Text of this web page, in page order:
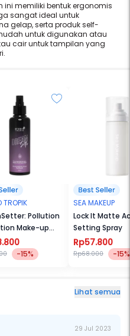
ini memiliki bentuk ergonomis
sangat ideal untuk
gelap, serta produk self-
untuk digunakan atau
cair untuk tampilan yang
TROPIK
Pollution
Make-up
130ml
-15%
SEA MAKEUP
Lock It Matte
Setting Spray
Rp57.800
Rp68.000 -15%
Lihat semua
29 Jul 2023